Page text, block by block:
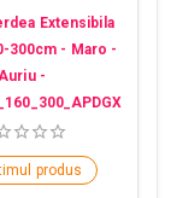
Extensibila
300cm - Maro -
Auriu -
produs